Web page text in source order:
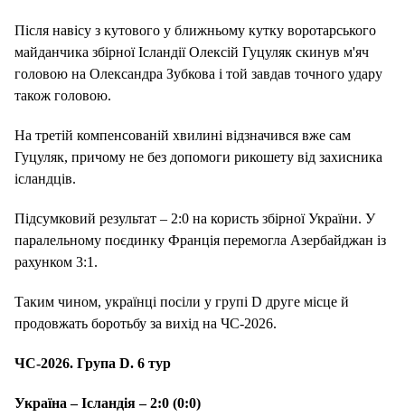
Після навісу з кутового у ближньому кутку воротарського
майданчика збірної Ісландії Олексій Гуцуляк скинув м'яч
головою на Олександра Зубкова і той завдав точного удару
також головою.
На третій компенсованій хвилині відзначився вже сам
Гуцуляк, причому не без допомоги рикошету від захисника
ісландців.
Підсумковий результат – 2:0 на користь збірної України. У
паралельному поєдинку Франція перемогла Азербайджан із
рахунком 3:1.
Таким чином, українці посіли у групі D друге місце й
продовжать боротьбу за вихід на ЧС-2026.
ЧС-2026. Група D. 6 тур
Україна – Ісландія – 2:0 (0:0)